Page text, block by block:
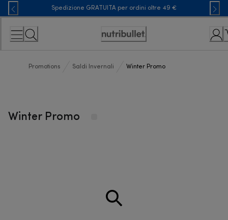
Skip
to
Content
Spedizione GRATUITA per ordini oltre 49 €
Accessibility
Promotions Saldi Invernali Winter Promo
Winter Promo